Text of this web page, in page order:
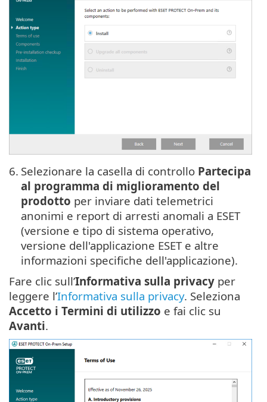
6. Selezionare la casella di controllo Partecipa
al programma di miglioramento del
prodotto per inviare dati telemetrici
anonimi e report di arresti anomali a ESET
(versione e tipo di sistema operativo,
versione dell'applicazione ESET e altre
informazioni specifiche dell'applicazione).
Fare clic sull’Informativa sulla privacy per
leggere l’Informativa sulla privacy. Seleziona
Accetto i Termini di utilizzo e fai clic su
Avanti.